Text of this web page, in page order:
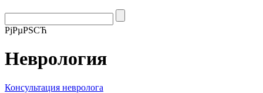
РјРµРЅСЋ
Неврология
Консультация невролога